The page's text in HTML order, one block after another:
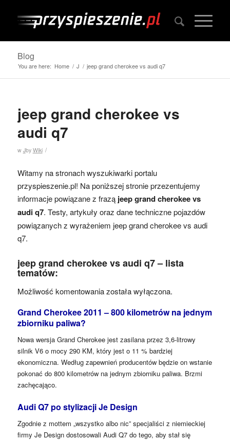
Blog
You are here: Home / J / jeep grand cherokee vs audi q7
jeep grand cherokee vs
audi q7
w J /
by Wiki
Witamy na stronach wyszukiwarki portalu
przyspieszenie.pl! Na poniższej stronie przezentujemy
informacje powiązane z frazą jeep grand cherokee vs
audi q7. Testy, artykuły oraz dane techniczne pojazdów
powiązanych z wyrażeniem jeep grand cherokee vs audi
q7.
jeep grand cherokee vs audi q7 – lista
tematów:
Możliwość komentowania została wyłączona.
Grand Cherokee 2011 – 800 kilometrów na jednym
zbiorniku paliwa?
Nowa wersja Grand Cherokee jest zasilana przez 3,6-litrowy
silnik V6 o mocy 290 KM, który jest o 11 % bardziej
ekonomiczna. Według zapewnień producentów będzie on wstanie
pokonać do 800 kilometrów na jednym zbiorniku paliwa. Brzmi
zachęcająco.
Audi Q7 po stylizacji Je Design
Zgodnie z mottem „wszystko albo nic” specjaliści z niemieckiej
firmy Je Design dostosowali Audi Q7 do tego, aby stał się